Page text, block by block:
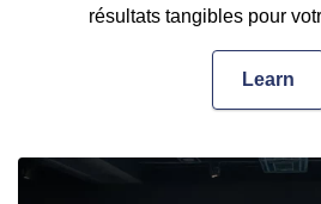
résultats tangibles pour
Learn